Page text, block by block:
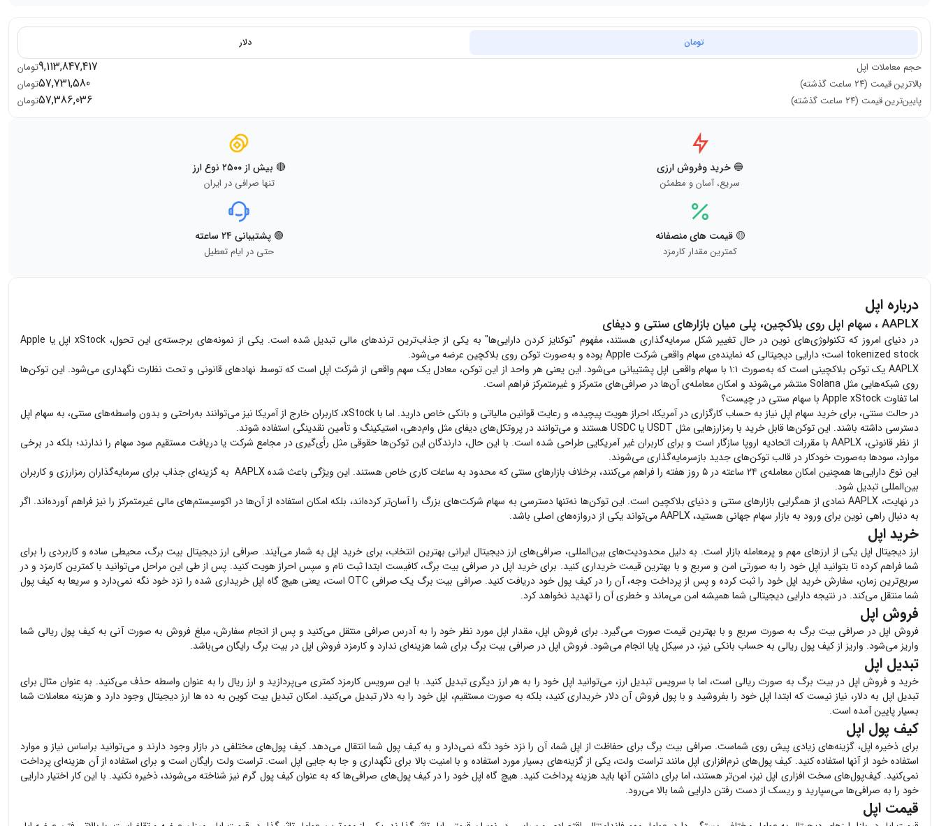
تومان دلار
حجم معاملات اپل 9,113,847,417تومان
بالاترین قیمت (۲۴ ساعت گذشته)
57,731,580تومان
پایین‌ترین قیمت (۲۴ ساعت گذشته)
57,386,036تومان
🔵 خرید وفروش ارزی
سریع، آسان و مطمئن
🔴 بیش از ۲۵۰۰ نوع ارز
تنها صرافی در ایران
🟡 قیمت های منصفانه
کمترین مقدار کارمزد
🟢 پشتیبانی ۲۴ ساعته
حتی در ایام تعطیل
درباره اپل
AAPLX ، سهام اپل روی بلاکچین، پلی میان بازارهای سنتی و دیفای
در دنیای امروز که تکنولوژی‌های نوین در حال تغییر شکل سرمایه‌گذاری هستند، مفهوم "توکنایز کردن دارایی‌ها" به یکی از جذاب‌ترین ترندهای مالی تبدیل شده است. یکی از نمونه‌های برجسته‌ی این تحول، xStock اپل یا Apple
tokenized stock است؛ دارایی دیجیتالی که نماینده‌ی سهام واقعی شرکت Apple بوده و به‌صورت توکن روی بلاکچین عرضه می‌شود.
AAPLX یک توکن بلاکچینی است که به‌صورت ۱:۱ با سهام واقعی اپل پشتیبانی می‌شود. این یعنی هر واحد از این توکن، معادل یک سهم واقعی از شرکت اپل است که توسط نهادهای قانونی و تحت نظارت نگهداری می‌شود. این توکن‌ها
روی شبکه‌هایی مثل Solana منتشر می‌شوند و امکان معامله‌ی آن‌ها در صرافی‌های متمرکز و غیرمتمرکز فراهم است.
اما تفاوت Apple xStock با سهام سنتی در چیست؟
در حالت سنتی، برای خرید سهام اپل نیاز به حساب کارگزاری در آمریکا، احراز هویت پیچیده، و رعایت قوانین مالیاتی و بانکی خاص دارید. اما با xStock، کاربران خارج از آمریکا نیز می‌توانند به‌راحتی و بدون واسطه‌های سنتی، به سهام اپل
دسترسی داشته باشند. این توکن‌ها قابل خرید با رمزارزهایی مثل USDT یا USDC هستند و می‌توانند در پروتکل‌های دیفای مثل وام‌دهی، استیکینگ و تأمین نقدینگی استفاده شوند.
از نظر قانونی، AAPLX با مقررات اتحادیه اروپا سازگار است و برای کاربران غیر آمریکایی طراحی شده است. با این حال، دارندگان این توکن‌ها حقوقی مثل رأی‌گیری در مجامع شرکت یا دریافت مستقیم سود سهام را ندارند؛ بلکه در برخی
موارد، سودها به‌صورت خودکار در قالب توکن‌های جدید بازسرمایه‌گذاری می‌شوند.
این نوع دارایی‌ها همچنین امکان معامله‌ی ۲۴ ساعته در ۵ روز هفته را فراهم می‌کنند، برخلاف بازارهای سنتی که محدود به ساعات کاری خاص هستند. این ویژگی باعث شده AAPLX به گزینه‌ای جذاب برای سرمایه‌گذاران رمزارزی و کاربران
بین‌المللی تبدیل شود.
در نهایت، AAPLX نمادی از همگرایی بازارهای سنتی و دنیای بلاکچین است. این توکن‌ها نه‌تنها دسترسی به سهام شرکت‌های بزرگ را آسان‌تر کرده‌اند، بلکه امکان استفاده از آن‌ها در اکوسیستم‌های مالی غیرمتمرکز را نیز فراهم آورده‌اند. اگر
به دنبال راهی نوین برای ورود به بازار سهام جهانی هستید، AAPLX می‌تواند یکی از دروازه‌های اصلی باشد.
خرید اپل
ارز دیجیتال اپل یکی از ارزهای مهم و پرمعامله بازار است. به دلیل محدودیت‌های بین‌المللی، صرافی‌های ارز دیجیتال ایرانی بهترین انتخاب، برای خرید اپلبه شمار می‌آیند. صرافی ارز دیجیتال بیت برگ، محیطی ساده و کاربردی را برای
شما فراهم کرده تا بتوانید اپلخود را به صورتی امن و سریع و با بهترین قیمت خریداری کنید. برای خرید اپلدر صرافی بیت برگ، کافیست ابتدا ثبت نام و سپس احراز هویت کنید. پس از طی این مراحل می‌توانید با کمترین کارمزد و در
سریع‌ترین زمان، سفارش خرید اپلخود را ثبت کرده و پس از پرداخت وجه، آن را در کیف پول خود دریافت کنید. صرافی بیت برگ یک صرافی OTC است، یعنی هیچ گاه اپل خریداری شده را نزد خود نگه نمی‌دارد و سریعا به کیف پول
شما منتقل می‌کند. در نتیجه دارایی دیجیتالی شما همیشه امن می‌ماند و خطری آن را تهدید نخواهد کرد.
فروش اپل
فروش اپلدر صرافی بیت برگ به صورت سریع و با بهترین قیمت صورت می‌گیرد. برای فروش اپل، مقدار اپلمورد نظر خود را به آدرس صرافی منتقل می‌کنید و پس از انجام سفارش، مبلغ فروش به صورت آنی به کیف پول ریالی شما
واریز می‌شود. واریز از کیف پول ریالی به حساب بانکی نیز، در سیکل پایا انجام می‌شود. فروش اپلدر صرافی بیت برگ برای شما هزینه‌ای ندارد و کارمزد فروش اپلدر بیت برگ رایگان می‌باشد.
تبدیل اپل
خرید و فروش اپل در بیت برگ به صورت ریالی است، اما با سرویس تبدیل ارز، می‌توانید اپل خود را به هر ارز دیگری تبدیل کنید. با این سرویس کارمزد کمتری می‌پردازید و ارز ریال را به عنوان واسطه حذف می‌کنید. به عنوان مثال برای
تبدیل اپل به دلار، نیاز نیست که ابتدا اپلخود را بفروشید و با پول فروش آن دلار خریداری کنید، بلکه به صورت مستقیم، اپلخود را به دلار تبدیل می‌کنید. امکان تبدیل بیت کوین به ده ها ارز دیجیتال وجود دارد و هزینه معاملات شما
بسیار پایین آمده است.
کیف پول اپل
برای ذخیره اپل، گزینه‌های زیادی پیش روی شماست. صرافی بیت برگ برای حفاظت از اپلشما، آن را نزد خود نگه نمی‌دارد و به کیف پول شما انتقال می‌دهد. کیف پول‌های مختلفی در بازار وجود دارند و می‌توانید براساس نیاز و موارد
استفاده خود از آنها استفاده کنید. کیف پول‌های نرم‌افزاری اپلمانند تراست ولت، یکی از گزینه‌های بسیار مورد استفاده و با امنیت بالا برای نگهداری و جا به جایی اپل است. تراست ولت رایگان است و برای استفاده از آن هزینه‌ای پرداخت
نمی‌کنید. کیف‌پول‌های سخت افزاری اپلنیز، امن‌تر هستند، اما برای داشتن آنها باید هزینه پرداخت کنید. هیچ گاه اپلخود را در کیف پول‌های صرافی‌ها که به عنوان کیف پول گرم نیز شناخته می‌شوند، ذخیره نکنید. با این کار اختیار دارایی
خود را به صرافی‌ها می‌سپارید و ریسک از دست رفتن دارایی شما بالا می‌رود.
قیمت اپل